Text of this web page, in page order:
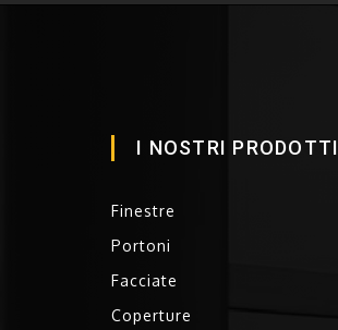
I NOSTRI PRODOTTI
Finestre
Portoni
Facciate
Coperture